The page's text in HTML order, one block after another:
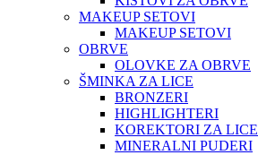
MAKEUP SETOVI
MAKEUP SETOVI
OBRVE
OLOVKE ZA OBRVE
ŠMINKA ZA LICE
BRONZERI
HIGHLIGHTERI
KOREKTORI ZA LICE
MINERALNI PUDERI